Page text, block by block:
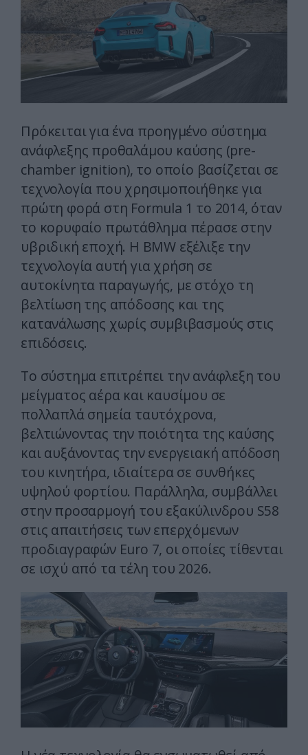
Πρόκειται για ένα προηγμένο σύστημα
ανάφλεξης προθαλάμου καύσης (pre-
chamber ignition), το οποίο βασίζεται σε
τεχνολογία που χρησιμοποιήθηκε για
πρώτη φορά στη Formula 1 το 2014, όταν
το κορυφαίο πρωτάθλημα πέρασε στην
υβριδική εποχή. Η BMW εξέλιξε την
τεχνολογία αυτή για χρήση σε
αυτοκίνητα παραγωγής, με στόχο τη
βελτίωση της απόδοσης και της
κατανάλωσης χωρίς συμβιβασμούς στις
επιδόσεις.
Το σύστημα επιτρέπει την ανάφλεξη του
μείγματος αέρα και καυσίμου σε
πολλαπλά σημεία ταυτόχρονα,
βελτιώνοντας την ποιότητα της καύσης
και αυξάνοντας την ενεργειακή απόδοση
του κινητήρα, ιδιαίτερα σε συνθήκες
υψηλού φορτίου. Παράλληλα, συμβάλλει
στην προσαρμογή του εξακύλινδρου S58
στις απαιτήσεις των επερχόμενων
προδιαγραφών Euro 7, οι οποίες τίθενται
σε ισχύ από τα τέλη του 2026.